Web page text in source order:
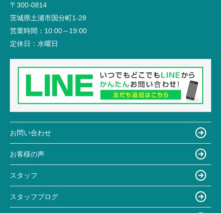
〒300-0814
茨城県土浦市国分町1-28
営業時間： 10:00～19:00
定休日： 水曜日
お問い合わせ
お客様の声
スタッフ
スタッフブログ